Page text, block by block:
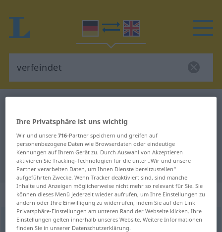
Deutsch-Englisch Übersetzung für
"verfeindet"
"verfeindet" Englisch Übersetzung
„verfeindet“: Adjektiv
verfeindetadj
Ihre Privatsphäre ist uns wichtig
Wir und unsere716-Partner speichern und greifen auf
personenbezogene Daten wie Browserdaten oder eindeutige
Kennungen auf Ihrem Gerät zu. Durch Auswahl von Akzeptieren
aktivieren Sie Tracking-Technologien für die unter „Wir und unsere
Partner verarbeiten Daten, um Ihnen Dienste bereitzustellen“
aufgeführten Zwecke. Wenn Tracker deaktiviert sind, sind manche
Inhalte und Anzeigen möglicherweise nicht mehr so relevant für Sie. Sie
können dieses Menü jederzeit wieder aufrufen, um Ihre Einstellungen zu
ändern oder Ihre Einwilligung zu widerrufen, indem Sie auf den Link
Privatsphäre-Einstellungen am unteren Rand der Webseite klicken. Ihre
Einstellungen gelten innerhalb unseres Website. Weitere Informationen
finden Sie in unserer Datenschutzerklärung.